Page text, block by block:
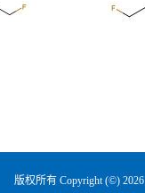
版权所有 Copyright (©) 2026